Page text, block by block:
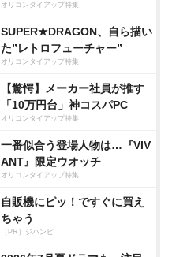
オリコンタイアップ特集
SUPER★DRAGON、自ら描い
た”レトロフューチャー”
オリコンタイアップ特集
【驚愕】メーカー社員が推す
「10万円台」神コスパPC
オリコンタイアップ特集
一番似合う登場人物は…『VIV
ANT』限定ウオッチ
オリコンタイアップ特集
自販機にピッ！ですぐに買え
ちゃう
（PR）ジハンピ